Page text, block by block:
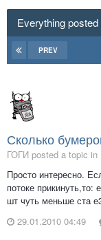
Everything
PREV
Сколько
ГОГИ posted a topic in
Просто интересно.
потоке
шт чуть меньше ста
29.01.2010 04:49